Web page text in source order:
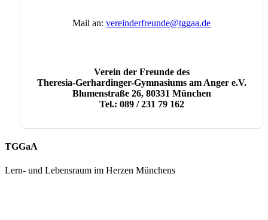
Mail an: vereinderfreunde@tggaa.de
Verein der Freunde des
Theresia-Gerhardinger-Gymnasiums am Anger e.V.
Blumenstraße 26, 80331 München
Tel.: 089 / 231 79 162
TGGaA
Lern- und Lebensraum im Herzen Münchens